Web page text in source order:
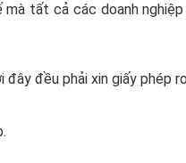
mà tất cả các doanh
đều phải xin giấy phép